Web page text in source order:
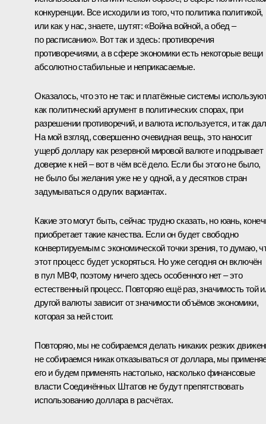
конкуренции. Все исходили из того, что политика политикой,
или как у нас, знаете, шутят: «Война войной, а обед –
по расписанию». Вот так и здесь: противоречия
противоречиями, а в сфере экономики есть некоторые вещи
абсолютно стабильные и неприкасаемые.
Оказалось, что это не так: и платёжные системы
как политический аргумент в политических спорах, при
разрешении противоречий, и валюта используется, и так
На мой взгляд, совершенно очевидная вещь, это наносит
ущерб доллару как резервной мировой валюте и подрывает
доверие к ней – вот в чём всё дело. Если бы этого не было,
не было бы желания уже не у одной, а у десятков стран
задумываться о других вариантах.
Какие это могут быть, сейчас трудно сказать, но юань,
приобретает такие качества. Если он будет свободно
конвертируемым с экономической точки зрения, то думаю,
этот процесс будет ускоряться. Но уже сегодня он включён
в пул МВФ, поэтому ничего здесь особенного нет – это
естественный процесс. Повторяю ещё раз, значимость той
другой валюты зависит от значимости объёмов экономики,
которая за ней стоит.
Повторяю, мы не собираемся делать никаких резких
не собираемся никак отказываться от доллара, мы
его и будем применять настолько, насколько финансовые
власти Соединённых Штатов не будут препятствовать
использованию доллара в расчётах.